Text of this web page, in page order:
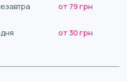
от 79 грн
от 30 грн